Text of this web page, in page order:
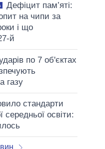
Дефіцит пам’яті:
на чипи за
і що
й
по 7 об'єктах
газу
стандарти
середньої освіти: